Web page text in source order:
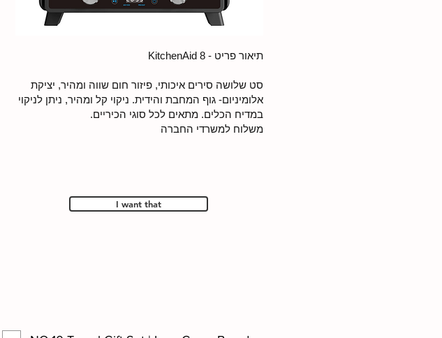
תיאור פריט - 8 KitchenAid
סט שלושה סירים איכותי, פיזור חום שווה ומהיר, יציקת
אלומיניום- גוף המחבת והידית. ניקוי קל ומהיר, ניתן לניקוי
במדיח הכלים. מתאים לכל סוגי הכיריים.
משלוח למשרדי החברה
I want that